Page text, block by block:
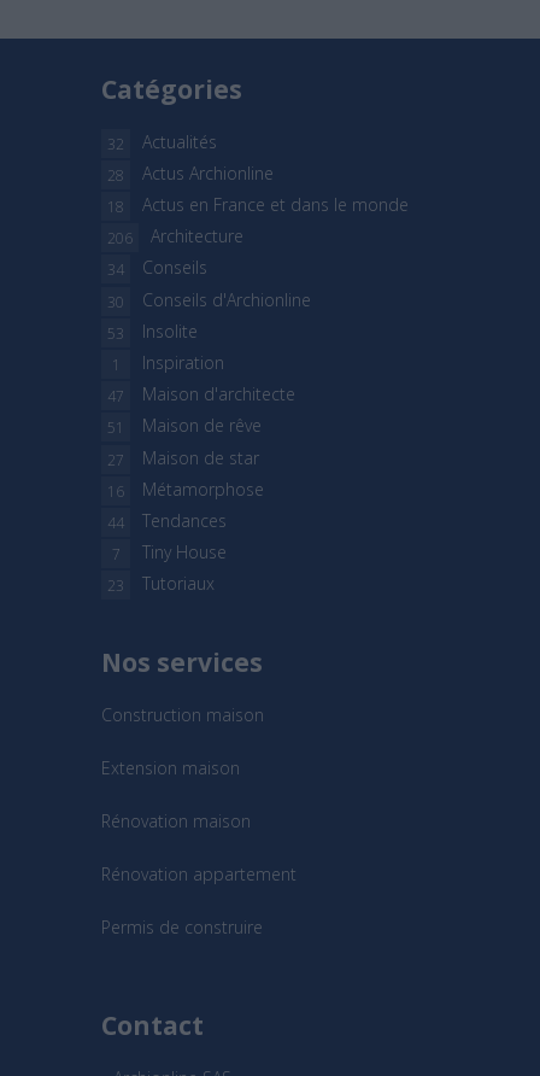
Catégories
Actualités
32
Actus Archionline
28
Actus en France et dans le monde
18
Architecture
206
Conseils
34
Conseils d'Archionline
30
Insolite
53
Inspiration
1
Maison d'architecte
47
Maison de rêve
51
Maison de star
27
Métamorphose
16
Tendances
44
Tiny House
7
Tutoriaux
23
Nos services
Construction maison
Extension maison
Rénovation maison
Rénovation appartement
Permis de construire
Contact